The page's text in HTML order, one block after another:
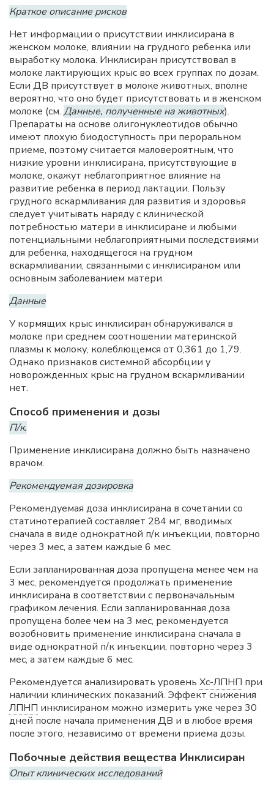
Краткое описание рисков
Нет информации о присутствии инклисирана в
женском молоке, влиянии на грудного ребенка или
выработку молока. Инклисиран присутствовал в
молоке лактирующих крыс во всех группах по дозам.
Если ДВ присутствует в молоке животных, вполне
вероятно, что оно будет присутствовать и в женском
молоке (см. Данные, полученные на животных).
Препараты на основе олигонуклеотидов обычно
имеют плохую биодоступность при пероральном
приеме, поэтому считается маловероятным, что
низкие уровни инклисирана, присутствующие в
молоке, окажут неблагоприятное влияние на
развитие ребенка в период лактации. Пользу
грудного вскармливания для развития и здоровья
следует учитывать наряду с клинической
потребностью матери в инклисиране и любыми
потенциальными неблагоприятными последствиями
для ребенка, находящегося на грудном
вскармливании, связанными с инклисираном или
основным заболеванием матери.
Данные
У кормящих крыс инклисиран обнаруживался в
молоке при среднем соотношении материнской
плазмы к молоку, колеблющемся от 0,361 до 1,79.
Однако признаков системной абсорбции у
новорожденных крыс на грудном вскармливании
нет.
Способ применения и дозы
П/к.
Применение инклисирана должно быть назначено
врачом.
Рекомендуемая дозировка
Рекомендуемая доза инклисирана в сочетании со
статинотерапией составляет 284 мг, вводимых
сначала в виде однократной п/к инъекции, повторно
через 3 мес, а затем каждые 6 мес.
Если запланированная доза пропущена менее чем на
3 мес, рекомендуется продолжать применение
инклисирана в соответствии с первоначальным
графиком лечения. Если запланированная доза
пропущена более чем на 3 мес, рекомендуется
возобновить применение инклисирана сначала в
виде однократной п/к инъекции, повторно через 3
мес, а затем каждые 6 мес.
Рекомендуется анализировать уровень Хс-ЛПНП при
наличии клинических показаний. Эффект снижения
ЛПНП инклисираном можно измерить уже через 30
дней после начала применения ДВ и в любое время
после этого, независимо от времени приема дозы.
Побочные действия вещества Инклисиран
Опыт клинических исследований